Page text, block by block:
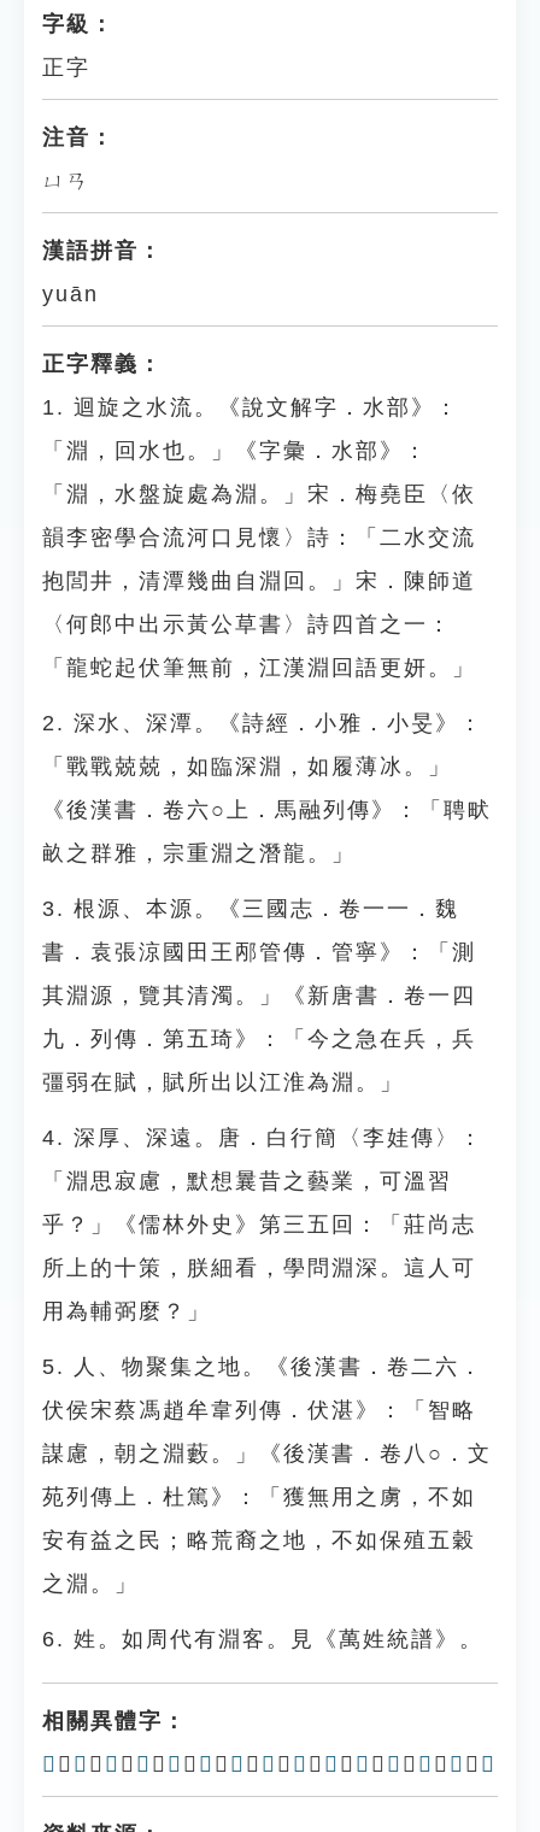
字級：
正字
注音：
ㄩㄢ
漢語拼音：
yuān
正字釋義：
1. 迴旋之水流。《說文解字．水部》：
「淵，回水也。」《字彙．水部》：
「淵，水盤旋處為淵。」宋．梅堯臣〈依
韻李密學合流河口見懷〉詩：「二水交流
抱閭井，清潭幾曲自淵回。」宋．陳師道
〈何郎中出示黃公草書〉詩四首之一：
「龍蛇起伏筆無前，江漢淵回語更妍。」
2. 深水、深潭。《詩經．小雅．小旻》：
「戰戰兢兢，如臨深淵，如履薄冰。」
《後漢書．卷六○上．馬融列傳》：「聘畎
畝之群雅，宗重淵之潛龍。」
3. 根源、本源。《三國志．卷一一．魏
書．袁張涼國田王邴管傳．管寧》：「測
其淵源，覽其清濁。」《新唐書．卷一四
九．列傳．第五琦》：「今之急在兵，兵
彊弱在賦，賦所出以江淮為淵。」
4. 深厚、深遠。唐．白行簡〈李娃傳〉：
「淵思寂慮，默想曩昔之藝業，可溫習
乎？」《儒林外史》第三五回：「莊尚志
所上的十策，朕細看，學問淵深。這人可
用為輔弼麼？」
5. 人、物聚集之地。《後漢書．卷二六．
伏侯宋蔡馮趙牟韋列傳．伏湛》：「智略
謀慮，朝之淵藪。」《後漢書．卷八○．文
苑列傳上．杜篤》：「獲無用之虜，不如
安有益之民；略荒裔之地，不如保殖五穀
之淵。」
6. 姓。如周代有淵客。見《萬姓統譜》。
相關異體字：
𣶒 、 囦 、 𣴺 、 渊 、 渁 、 𠝃 、 𡆼 、 𣴸 、 渆 、 𣾬 、 㶜 、 灁 、 𤀵 、 𡇋 、 㴊